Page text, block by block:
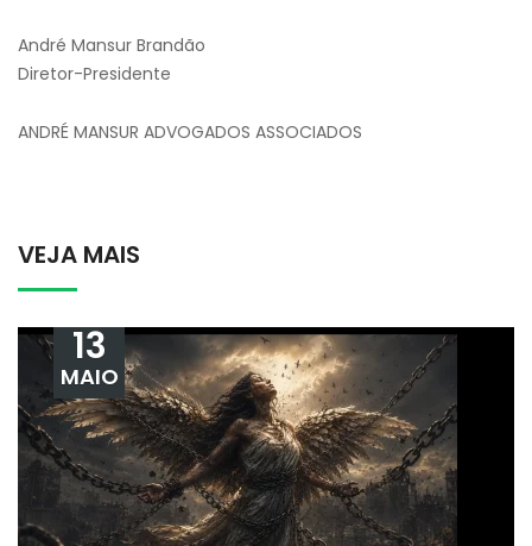
André Mansur Brandão
Diretor-Presidente
ANDRÉ MANSUR ADVOGADOS ASSOCIADOS
VEJA MAIS
13
MAIO